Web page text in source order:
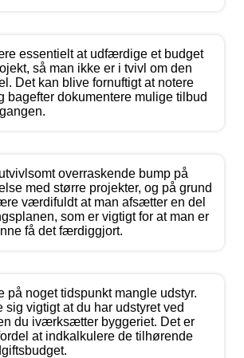
essentielt at udfærdige et budget
så man ikke er i tvivl om den
Det kan blive fornuftigt at notere
bagefter dokumentere mulige tilbud
overraskende bump på
med større projekter, og på grund
værdifuldt at man afsætter en del
som er vigtigt for at man er
få det færdiggjort.
på noget tidspunkt mangle udstyr.
sig vigtigt at du har udstyret ved
du iværksætter byggeriet. Det er
at indkalkulere de tilhørende